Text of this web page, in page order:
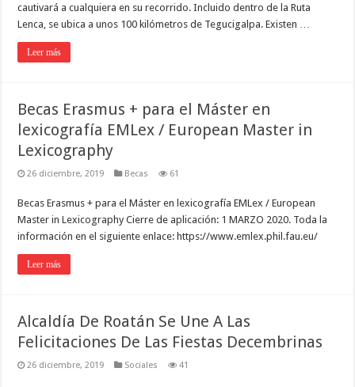
cautivará a cualquiera en su recorrido. Incluido dentro de la Ruta
Lenca, se ubica a unos 100 kilómetros de Tegucigalpa. Existen …
Leer más
Becas Erasmus + para el Máster en
lexicografía EMLex / European Master in
Lexicography
26 diciembre, 2019 Becas 61
Becas Erasmus + para el Máster en lexicografía EMLex / European
Master in Lexicography Cierre de aplicación: 1 MARZO 2020. Toda la
información en el siguiente enlace: https://www.emlex.phil.fau.eu/
Leer más
Alcaldía De Roatán Se Une A Las
Felicitaciones De Las Fiestas Decembrinas
26 diciembre, 2019 Sociales 41